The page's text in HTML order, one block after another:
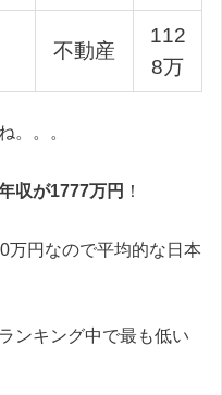
不動産
112
8万
。。。
収が1777万円 ！
万円なので平均的な日本
ンキング中で最も低い